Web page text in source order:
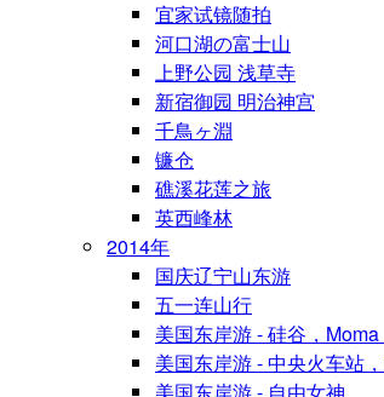
宜家试镜随拍
河口湖の富士山
上野公园 浅草寺
新宿御园 明治神宫
千鳥ヶ淵
镰仓
礁溪花莲之旅
英西峰林
2014年
国庆辽宁山东游
五一连山行
美国东岸游 - 硅谷，
美国东岸游 - 中央火车站